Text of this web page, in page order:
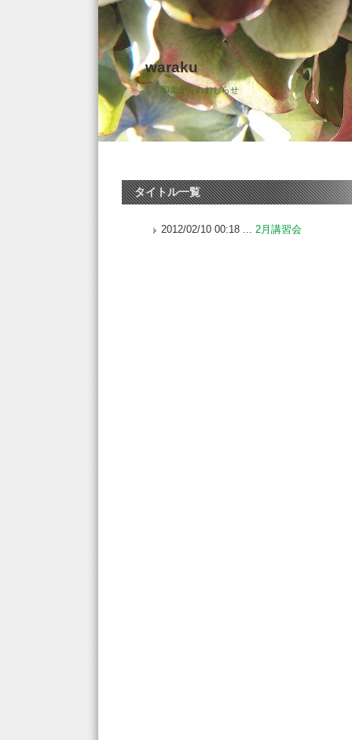
waraku
和楽からのおしらせ
タイトル一覧
2012/02/10 00:18 ... 2月講習会